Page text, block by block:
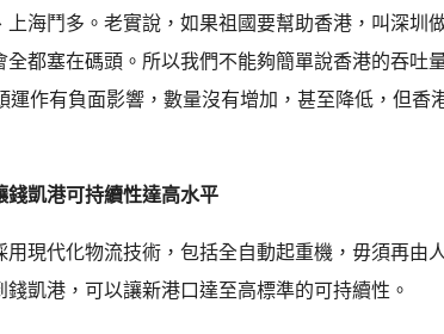
上海鬥多。老實說，如果祖國要幫助香港，叫深圳
都塞在碼頭。所以我們不能夠簡單說香港的吞吐
運作有負面影響，數量沒有增加，甚至降低，但香
凱港可持續性達高水平
現代化物流技術，包括全自動起重機，毋須再由
凱港，可以讓新港口達至高標準的可持續性。